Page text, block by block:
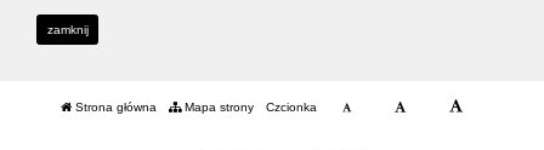
zamknij
Strona główna Mapa strony Czcionka